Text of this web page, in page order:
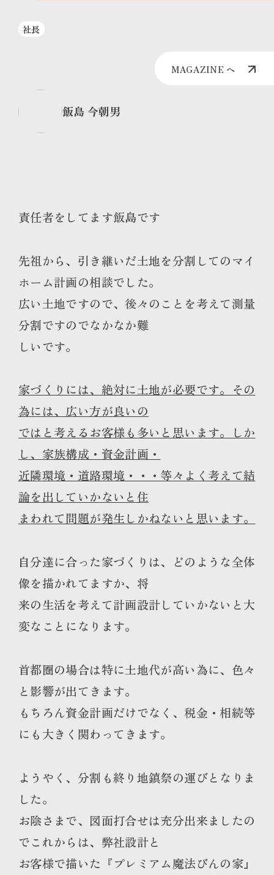
社長
MAGAZINE へ
飯島 今朝男
責任者をしてます飯島です
先祖から、引き継いだ土地を分割してのマイ
ホーム計画の相談でした。
広い土地ですので、後々のことを考えて測量
分割ですのでなかなか難
しいです。
家づくりには、絶対に土地が必要です。その
為には、広い方が良いの
ではと考えるお客様も多いと思います。しか
し、家族構成・資金計画・
近隣環境・道路環境・・・等々よく考えて結
論を出していかないと住
まわれて問題が発生しかねないと思います。
自分達に合った家づくりは、どのような全体
像を描かれてますか、将
来の生活を考えて計画設計していかないと大
変なことになります。
首都圏の場合は特に土地代が高い為に、色々
と影響が出てきます。
もちろん資金計画だけでなく、税金・相続等
にも大きく関わってきます。
ようやく、分割も終り地鎮祭の運びとなりま
した。
お陰さまで、図面打合せは充分出来ましたの
でこれからは、弊社設計と
お客様で描いた『プレミアム魔法びんの家』